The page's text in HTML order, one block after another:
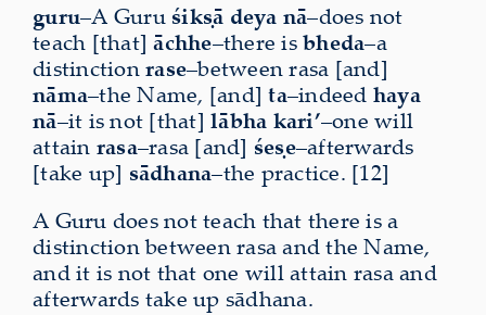
guru–A Guru śikṣā deya nā–does not
teach [that]āchhe–there isbheda–a
distinctionrase–between rasa [and]
nāma–the Name, [and]ta–indeed haya
nā–it is not [that] lābha kari’–one will
attain rasa–rasa [and] śeṣe–afterwards
[take up] sādhana–the practice. [12]
A Guru does not teach that there is a
distinction between rasa and the Name,
and it is not that one will attain rasa and
afterwards take up sādhana.